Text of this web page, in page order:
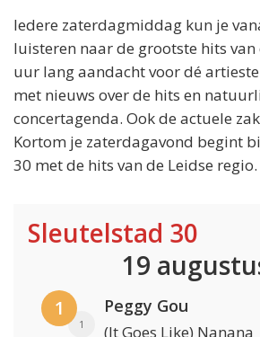
Iedere zaterdagmiddag kun je
luisteren naar de grootste hits
uur lang aandacht voor dé
met nieuws over de hits en
concertagenda. Ook de actuele
Kortom je zaterdagavond begint
30 met de hits van de Leidse regio.
Sleutelstad 30
19
1
1
Peggy Gou
(It Goes Like) Nanana